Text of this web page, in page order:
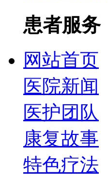
患者服务
网站首页
医院新闻
医护团队
康复故事
特色疗法